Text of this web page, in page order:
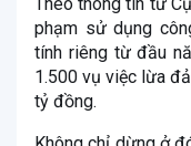
Theo thông tin từ
phạm sử dụng
tính riêng từ đầu
1.500 vụ việc lừa
tỷ đồng.